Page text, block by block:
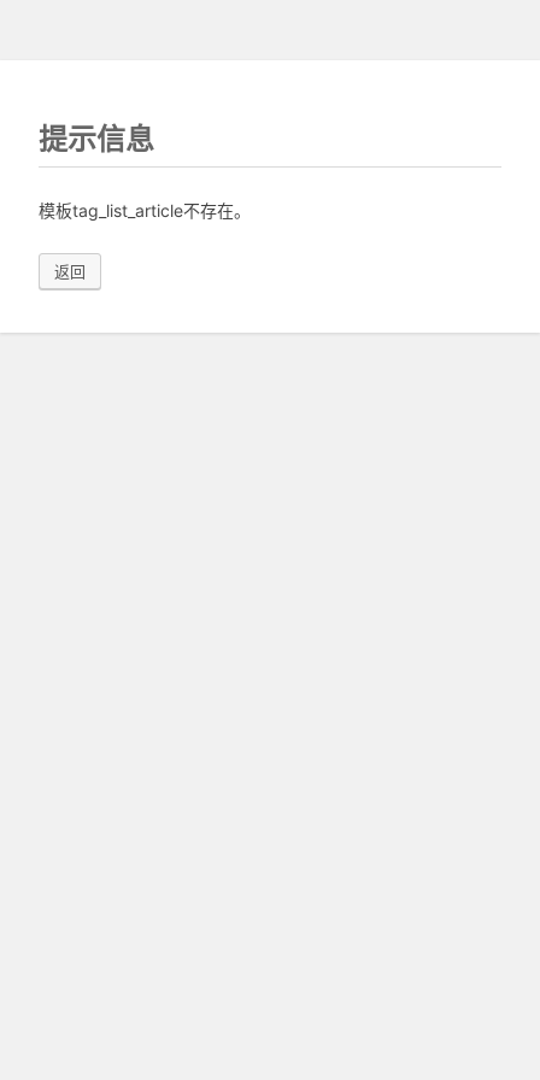
提示信息
模板tag_list_article不存在。
返回